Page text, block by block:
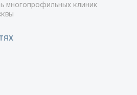
многопрофильных клиник